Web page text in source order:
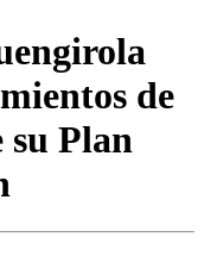
de
su Plan